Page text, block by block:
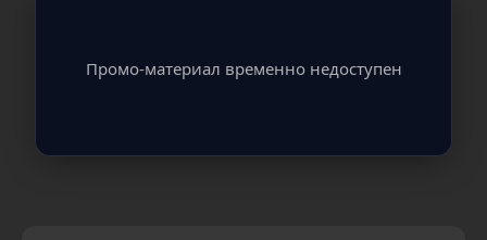
Промо-материал временно недоступен